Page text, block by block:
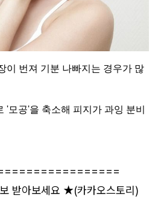
이 번져 기분 나빠지는 경우가 많
'모공'을 축소해 피지가 과잉 분비
받아보세요 ★(카카오스토리)